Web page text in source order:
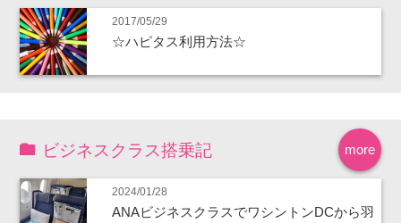
2017/05/29
☆ハピタス利用方法☆
more
ビジネスクラス搭乗記
2024/01/28
ANAビジネスクラスでワシントンDCから羽